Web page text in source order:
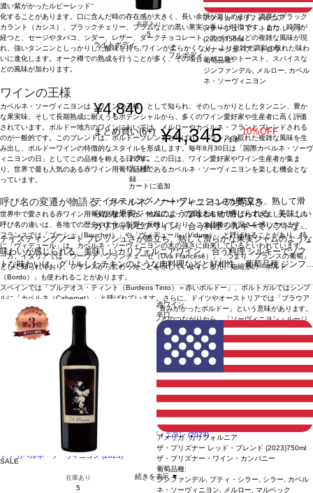
濃い紫がかったルビーレッドで、色が非常に深く、濃厚な印象を与え、熟成が進むとレンガ色に変
化することがあります。口に含んだ時の存在感が大きく、長い余韻が楽しめます。濃厚なブラック
カラント（カシス）、ブラックチェリー、プラムなどの黒い果実の香りが特徴です。また、時間が
経つと、セージやタバコ、シダー、レザー、ダークチョコレート、スパイスなどの複雑な風味が現
れ、強いタンニンとしっかりした酸味を持ち,ワインが柔らかくなり、より複雑で調和の取れた味わ
いに進化します。オーク樽での熟成を行うことが多く、その場合、バニラやトースト、スパイスな
どの風味が加わります。
ワインの王様
カベルネ・ソーヴィニヨンは「ワインの王様」として知られ、そのしっかりとしたタンニン、豊か
な果実味、そして長期熟成に耐えうるポテンシャルから、多くのワイン愛好家や生産者に高く評価
されています。ボルドー地方のワインにおいては、メルローやカベルネ・フランとブレンドされる
のが一般的です。このブレンドは、ボルドーブレンドと呼ばれ、バランスの取れた複雑な風味を生
み出し、ボルドーワインの特徴的なスタイルを形成します。毎年8月30日は「国際カベルネ・ソーヴ
ィニヨンの日」としてこの品種を称える日です。この日は、ワイン愛好家やワイン生産者が集ま
り、世界で最も人気のある赤ワイン用葡萄品種であるカベルネ・ソーヴィニヨンを楽しむ機会とな
っています。
呼び名の変遷が物語る、カベルネ・ソーヴィニヨンの奥深さ
世界中で愛される赤ワイン用葡萄品種ですが、地域によって異なる名前で呼ばれてきました。この
呼び名の違いは、各地での歴史や文化の影響を反映しており、この品種の奥深さを感じさせます。
フランスでは「ブーシェ（Bouchet）」や「ヴィデュール（Vidure）」と呼ばれることがあり、特
に「ヴィデュール」は、カベルネ・ソーヴィニヨンの木の強さに由来しているといわれています。
一方、イタリアでは「ウーヴァ・フランチェーゼ（Uva Francese）」、つまり「フランスの葡萄」
として知られており、フランスから伝わったことを示しています。また、短縮形の「ボルド
（Bordo）」も使われることがあります。
スペインでは「ブルデオス・ティント（Burdeos Tinto）＝赤いボルドー」、ポルトガルではシンプ
ルに「カベルネ（Cabernet）」と呼ばれています。さらに、ドイツやオーストリアでは「ブラウア
ー・ボルドー（Blauer Bordeaux）」と呼ばれ、「青みがかったボルドー」という意味があります。
また、この品種の親であるソーヴィニヨン・ブランとのつながりから、「ソーヴィニヨン・ルージ
ュ（Sauvignon Rouge）」と呼ばれることもあります。こうした呼び名の違いは、カベルネ・ソー
ヴィニヨンが長い時間をかけて世界中に広がり、それぞれの地域のワイン文化に深く根付いてきた
証拠といえるでしょう。
ステーキ、ローストビーフ、ラムチョップ、バーベキューリブ、チェダーやゴルゴンゾーラなどの
強い風味を持つチーズ、ダークチョコレート、豚の角煮、筑前煮
カベルネ・ソーヴィニヨン主体のオススメワイン
ナチュラエ カベルネ・ソーヴィニヨン (2022)
ナヴィゲーター カリフォルニア カベルネ・ソーヴィニヨン (2023)
リバティー カベルネ・ソーヴィニヨン (2021)
トソ カベルネ・ソーヴィニヨン (2023)
続きを表示 ▼
在庫あり
5
ライトボディ
フルボディ
アメリカ カリフォルニア
メナージュ・ア・トロワ レッド
(2023)750ml
メナージュ・ア・トロワ
葡萄品種:
ジンファンデル, メルロー, カベル
ネ・ソーヴィニヨン
¥4,840
まとめ買い(6+) ¥4,345/ 1本
10%OFF
お気に
入り登
録
カートに追加
テイスティングノートフレッシュさが際立ち、熟して滑
らかな果実ジャムのような味わいが感じられる、美味しい
カリフォルニアワイン。合う料理シルキーでソフトな味
わいは、グリルしたチキンのような肉料理などと好相性。
葡萄品種ジンファンデル 51%、メルロー 31%、カベル
ネ・ソーヴィニヨン 17%サスティナブル認証カリフォル
ニア・グリーン・メダル-サスティナブル・ワイングロウ
イング・ビジネス・リーダーシップ・アワード、カリフォ
ルニア・サスティナブル・ワイナリー認証*本ヴィンテー
ジが在庫切れの場合、在庫があり価格が同様の場合は自動
的に次のヴィンテージに変更されます、ご了承ください。
テイスティングノートフレッシュさが際立ち、熟して滑らかな果実ジャムのような
味わいが感じられる、美味しいカリフォルニアワイン。合う料理シルキーでソフ
トな味わいは、グリルしたチキンのような肉料理などと好相性。葡萄品種 ジンフ
ァンデル 51%、メルロー 31%、カベルネ・ソーヴィニヨン 17%
証カリフォルニア・グリーン・メダル-サスティナブル・ワイングロウイング・ビ
ジネス・リーダーシップ・アワード、カリフォルニア・サスティナブル・ワイナリ
ー認証*本ヴィンテージが在庫切れの場合、在庫があり価格が同様の場合は自動的
に次のヴィンテージに変更されます、ご了承ください。
SALE
在庫あり
5
赤ワイン
辛口
アメリカ カリフォルニア
ザ・プリズナー レッド・ブレンド (2023)750ml
ザ・プリズナー・ワイン・カンパニー
葡萄品種:
ジンファンデル, プティ・シラー, シラー, カベル
ネ・ソーヴィニヨン, メルロー, マルベック